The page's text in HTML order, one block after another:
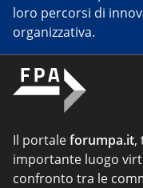
loro percorsi di
organizzativa.
Il portaleforumpa.it,
importante luogo
confronto tra le